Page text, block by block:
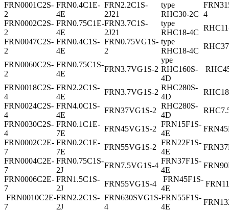
FRN0001C2S-
2
FRN0.4C1E-
4E
FRN2.2C1S-
2J21
type
RHC30-2C 4
FRN0002C2S-
2
FRN0.75C1E-
4E
FRN3.7C1S-
2J21
type
RHC18-4C
FRN0047C2S-
2
FRN0.4C1S-
4E
FRN0.75VG1S-
2
type
RHC18-4C
FRN0060C2S-
2
FRN0.75C1S-
4E
FRN3.7VG1S-2
ype
RHC160S-
4D
FRN0018C2S-
4
FRN2.2C1S-
4E
FRN3.7VG1S-2
RHC280S-
4D
FRN0024C2S-
4
FRN4.0C1S-
4E
FRN37VG1S-2
RHC280S-
4D
FRN0030C2S-
4
FRN0.1C1E-
7E
FRN45VG1S-2
FRN15F1S-
4E
FRN0002C2E-
7
FRN0.2C1E-
7E
FRN55VG1S-2
FRN22F1S-
4E
FRN0004C2E-
7
FRN0.75C1S-
2J
FRN7.5VG1S-4
FRN37F1S-
4E
FRN0006C2E-
7
FRN1.5C1S-
2J
FRN55VG1S-4
FRN45F1S-
4E
FRN0010C2E-
7
FRN2.2C1S-
2J
FRN630SVG1S-
4
FRN55F1S-
4E